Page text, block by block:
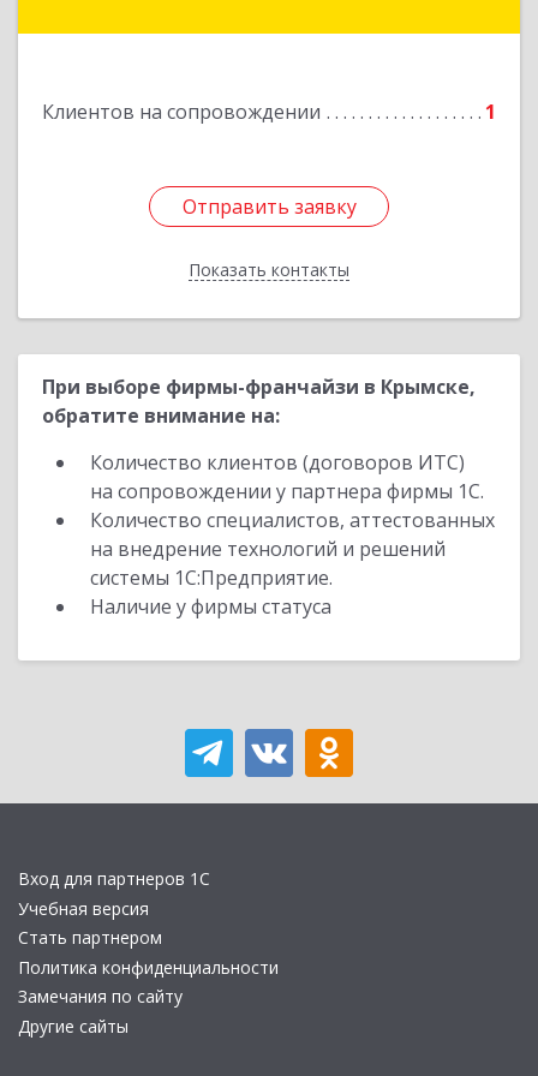
Клиентов на сопровождении 1
Отправить заявку
Показать контакты
Подробнее
Отправить заявку
Назад
При выборе фирмы-франчайзи в Крымске,
обратите внимание на:
Количество клиентов (договоров ИТС)
на сопровождении у партнера фирмы 1С.
Количество специалистов, аттестованных
на внедрение технологий и решений
системы 1С:Предприятие.
Наличие у фирмы статуса
Вход для партнеров 1С
Учебная версия
Стать партнером
Политика конфиденциальности
Замечания по сайту
Другие сайты